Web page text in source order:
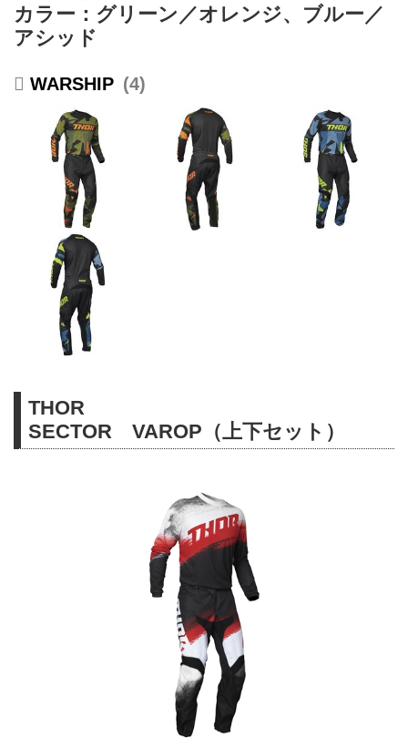
カラー：グリーン／オレンジ、ブルー／
アシッド
WARSHIP 4
THOR
SECTOR VAROP（上下セット）